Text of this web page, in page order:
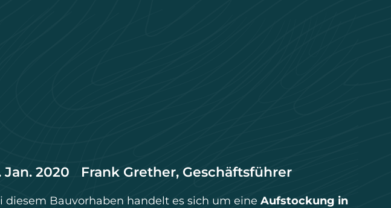
Jan. 2020 Frank Grether, Geschäftsführer
diesem Bauvorhaben handelt es sich um eine Aufstockung in